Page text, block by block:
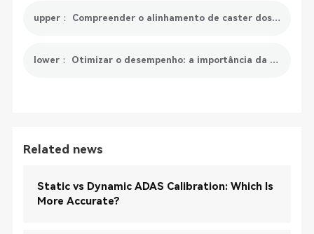
upper： Compreender o alinhamento de caster dos pneus e o seu papel crucial no desempenho do veículo
lower： Otimizar o desempenho: a importância da reinicialização eletrónica da posição do acelerador no seu veículo
Related news
Static vs Dynamic ADAS Calibration: Which Is
More Accurate?